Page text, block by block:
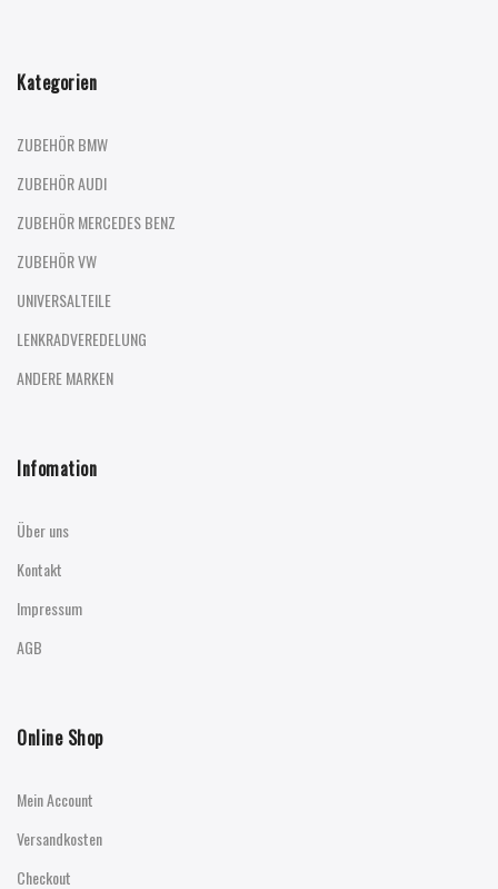
Kategorien
ZUBEHÖR BMW
ZUBEHÖR AUDI
ZUBEHÖR MERCEDES BENZ
ZUBEHÖR VW
UNIVERSALTEILE
LENKRADVEREDELUNG
ANDERE MARKEN
Infomation
Über uns
Kontakt
Impressum
AGB
Online Shop
Mein Account
Versandkosten
Checkout